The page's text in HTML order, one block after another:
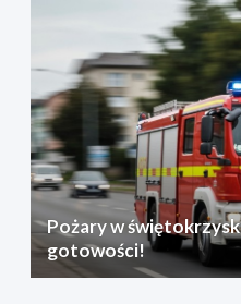
Pożary w
gotowości!